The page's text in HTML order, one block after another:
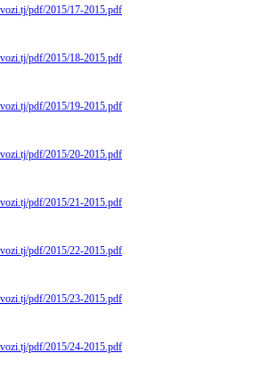
pdf/2015/17-2015.pdf
pdf/2015/18-2015.pdf
pdf/2015/19-2015.pdf
pdf/2015/20-2015.pdf
pdf/2015/21-2015.pdf
pdf/2015/22-2015.pdf
pdf/2015/23-2015.pdf
pdf/2015/24-2015.pdf